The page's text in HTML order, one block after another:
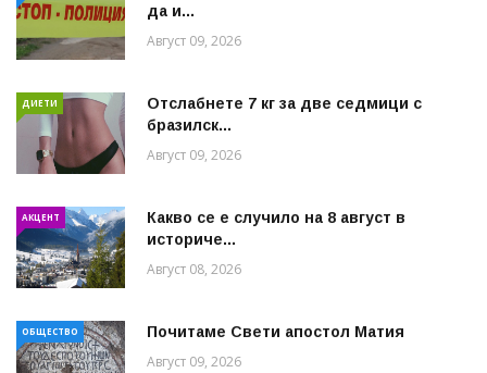
да и...
Август 09, 2026
ДИЕТИ
Отслабнете 7 кг за две седмици с
бразилск...
Август 09, 2026
АКЦЕНТ
Какво се е случило на 8 август в
историче...
Август 08, 2026
ОБЩЕСТВО Почитаме Свети апостол Матия
Август 09, 2026